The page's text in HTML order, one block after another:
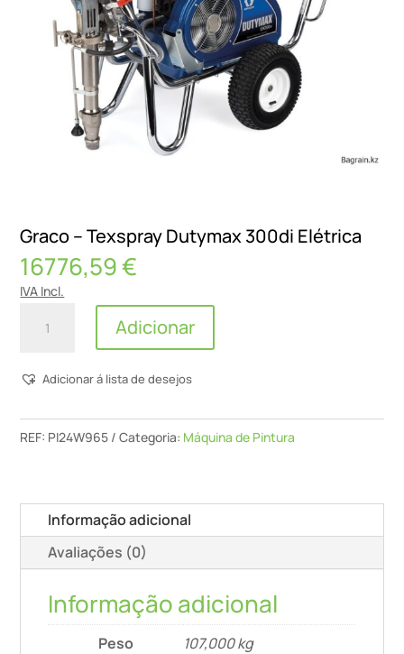
Graco – Texspray Dutymax 300di Elétrica
16776,59€
IVA Incl.
Quantidade
-
Dutymax
Adicionar
Adicionar á lista de desejos
REF: PI24W965 Categoria: Máquina de Pintura
Informação adicional
Avaliações (0)
Informação adicional
Peso
107,000 kg